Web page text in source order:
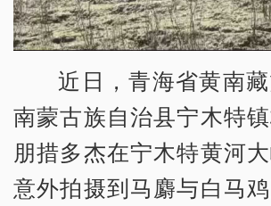
近日，青海省黄南
南蒙古族自治县宁木特
朋措多杰在宁木特黄河
意外拍摄到马麝与白马